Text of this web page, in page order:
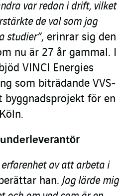
var redan i drift, vilket
de val som jag
studier”, erinrar sig den
nu är 27 år gammal. I
VINCI Energies
som biträdande VVS-
byggnadsprojekt för en
av att arbeta i
han. Jag lärde mig